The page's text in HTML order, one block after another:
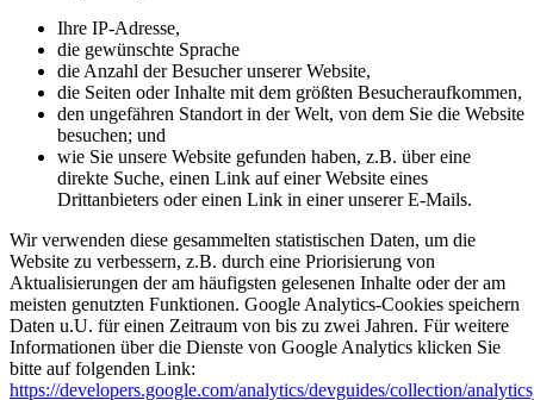
Ihre IP-Adresse,
die gewünschte Sprache
die Anzahl der Besucher unserer Website,
die Seiten oder Inhalte mit dem größten Besucheraufkommen,
den ungefähren Standort in der Welt, von dem Sie die Website
besuchen; und
wie Sie unsere Website gefunden haben, z.B. über eine
direkte Suche, einen Link auf einer Website eines
Drittanbieters oder einen Link in einer unserer E-Mails.
Wir verwenden diese gesammelten statistischen Daten, um die
Website zu verbessern, z.B. durch eine Priorisierung von
Aktualisierungen der am häufigsten gelesenen Inhalte oder der am
meisten genutzten Funktionen. Google Analytics-Cookies speichern
Daten u.U. für einen Zeitraum von bis zu zwei Jahren. Für weitere
Informationen über die Dienste von Google Analytics klicken Sie
bitte auf folgenden Link:
https://developers.google.com/analytics/devguides/collection/